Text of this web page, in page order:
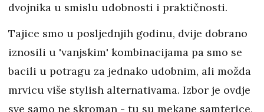
dvojnika u smislu udobnosti i praktičnosti.
Tajice smo u posljednjih godinu, dvije dobrano
iznosili u 'vanjskim' kombinacijama pa smo se
bacili u potragu za jednako udobnim, ali možda
mrvicu više stylish alternativama. Izbor je ovdje
sve samo ne skroman - tu su mekane samterice,